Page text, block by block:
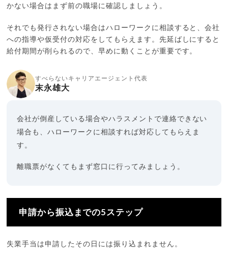
かない場合はまず前の職場に確認しましょう。
それでも発行されない場合はハローワークに相談すると、会社
への指導や仮受付の対応をしてもらえます。先延ばしにすると
給付期間が削られるので、早めに動くことが重要です。
すべらないキャリアエージェント代表
末永雄大
会社が倒産している場合やハラスメントで連絡できない
場合も、ハローワークに相談すれば対応してもらえま
す。
離職票がなくてもまず窓口に行ってみましょう。
申請から振込までの5ステップ
失業手当は申請したその日には振り込まれません。